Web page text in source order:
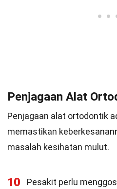
Penjagaan Alat
Penjagaan alat ortodontik
memastikan
masalah kesihatan mulut.
10
Pesakit perlu